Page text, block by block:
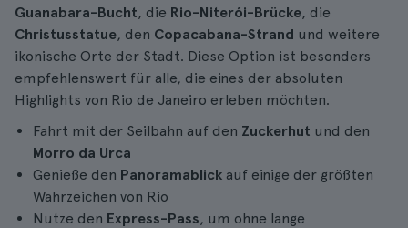
Guanabara-Bucht, die Rio-Niterói-Brücke, die
Christusstatue, den Copacabana-Strand und weitere
ikonische Orte der Stadt. Diese Option ist besonders
empfehlenswert für alle, die eines der absoluten
Highlights von Rio de Janeiro erleben möchten.
Fahrt mit der Seilbahn auf den Zuckerhut und den
Morro da Urca
Genieße den Panoramablick auf einige der größten
Wahrzeichen von Rio
Nutze den Express-Pass, um ohne lange